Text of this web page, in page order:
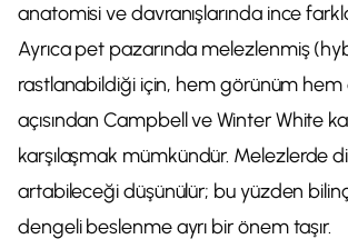
anatomisi ve davranışlarında ince
Ayrıca pet pazarında melezlenmiş
rastlanabildiği için, hem görünüm hem
açısından Campbell ve Winter White
karşılaşmak mümkündür. Melezlerde
artabileceği düşünülür; bu yüzden
dengeli beslenme ayrı bir önem taşır.